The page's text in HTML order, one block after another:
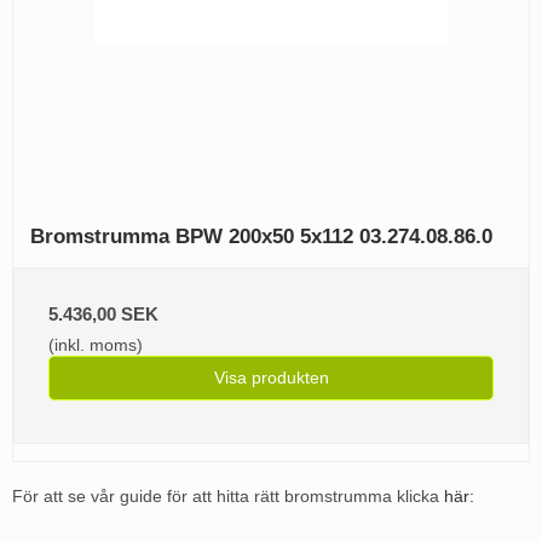
Bromstrumma BPW 200x50 5x112 03.274.08.86.0
5.436,00 SEK
(inkl. moms)
Visa produkten
För att se vår guide för att hitta rätt bromstrumma klicka här: